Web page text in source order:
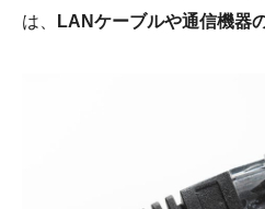
は、
LANケーブルや通信機器